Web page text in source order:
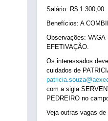
Salário: R$ 1.300,00
Benefícios: A
Observações: VAGA
EFETIVAÇÃO.
Os interessados
cuidados de
com a sigla
PEDREIRO no
Veja outras vagas